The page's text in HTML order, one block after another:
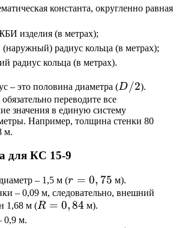
константа, округленно равная
изделия (в метрах);
радиус кольца (в метрах);
радиус кольца (в метрах).
– это половина диаметра (D
2
D/2).
переводите все
значения в единую систему
Например, толщина стенки 80
м.
для КС 15-9
– 1,5 м (r =
0,75
r = 0, 75 м).
– 0,09 м, следовательно, внешний
1,68 м (R =
R = 0,84 м).
0,9 м.